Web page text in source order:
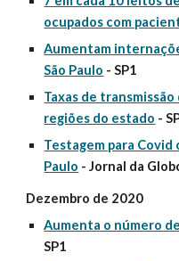
ocupados com
Aumentam
São Paulo - SP1
Taxas de
regiões do estado -
Testagem para Covid
Paulo - Jornal da
Dezembro de 2020
Aumenta o número
SP1